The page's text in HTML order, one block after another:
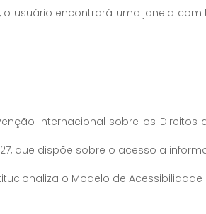
usuário encontrará uma janela com
Internacional sobre os Direitos
que dispõe sobre o acesso a
o Modelo de